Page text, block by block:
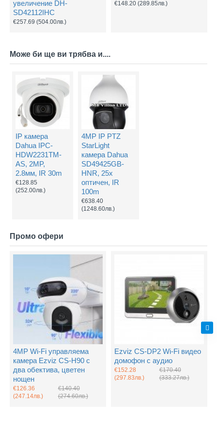
увеличение DH-
SD42112IHC
€257.69 (504.00лв.)
€148.20 (289.85лв.)
Може би ще ви трябва и....
IP камера
Dahua IPC-
HDW2231TM-
AS, 2MP,
2.8мм, IR 30m
€128.85
(252.00лв.)
4MP IP PTZ
StarLight
камера Dahua
SD49425GB-
HNR, 25x
оптичен, IR
100m
€638.40
(1248.60лв.)
Промо офери
4MP Wi-Fi управляема
камера Ezviz CS-H90 с
два обектива, цветен
нощен
€126.36
(247.14лв.)
€140.40
(274.60лв.)
Ezviz CS-DP2 Wi-Fi видео
домофон с аудио
€152.28
(297.83лв.)
€170.40
(333.27лв.)